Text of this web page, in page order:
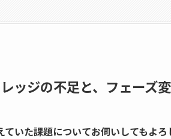
ッジの不足と、フェーズ
ていた課題についてお伺いしてもよ